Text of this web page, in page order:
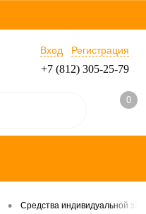
Вход Регистрация
+7 (812) 305-25-79
0
• Средства индивидуальной